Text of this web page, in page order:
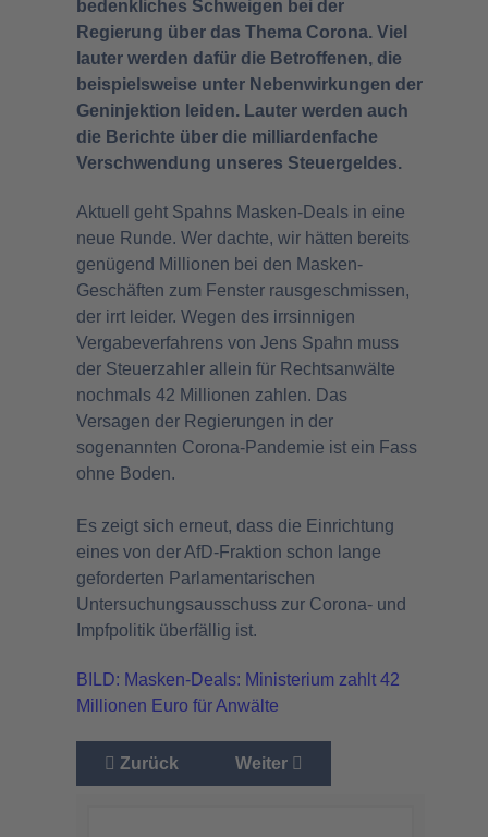
bedenkliches Schweigen bei der
Regierung über das Thema Corona. Viel
lauter werden dafür die Betroffenen, die
beispielsweise unter Nebenwirkungen der
Geninjektion leiden. Lauter werden auch
die Berichte über die milliardenfache
Verschwendung unseres Steuergeldes.
Aktuell geht Spahns Masken-Deals in eine
neue Runde. Wer dachte, wir hätten bereits
genügend Millionen bei den Masken-
Geschäften zum Fenster rausgeschmissen,
der irrt leider. Wegen des irrsinnigen
Vergabeverfahrens von Jens Spahn muss
der Steuerzahler allein für Rechtsanwälte
nochmals 42 Millionen zahlen. Das
Versagen der Regierungen in der
sogenannten Corona-Pandemie ist ein Fass
ohne Boden.
Es zeigt sich erneut, dass die Einrichtung
eines von der AfD-Fraktion schon lange
geforderten Parlamentarischen
Untersuchungsausschuss zur Corona- und
Impfpolitik überfällig ist.
BILD: Masken-Deals: Ministerium zahlt 42
Millionen Euro für Anwälte
Vorheriger Beitrag: „Neues“ aus dem
Zurück Nächster Beitrag:
Weiter